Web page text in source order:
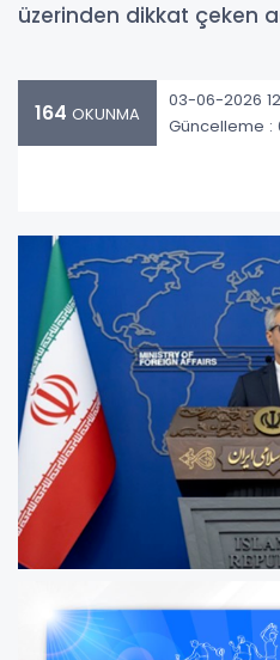
üzerinden dikkat çeken
164 OKUNMA
03-06-2026
Güncelleme :